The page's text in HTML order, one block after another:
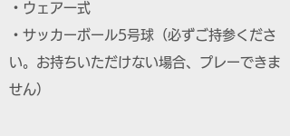
・ウェア一式
・サッカーボール5号球（必ずご持参くださ
い。お持ちいただけない場合、プレーできま
せん）